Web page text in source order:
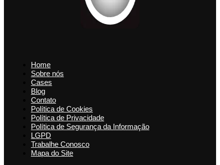
Home
Sobre nós
Cases
Blog
Contato
Política de Cookies
Política de Privacidade
Política de Segurança da Informação
LGPD
Trabalhe Conosco
Mapa do Site